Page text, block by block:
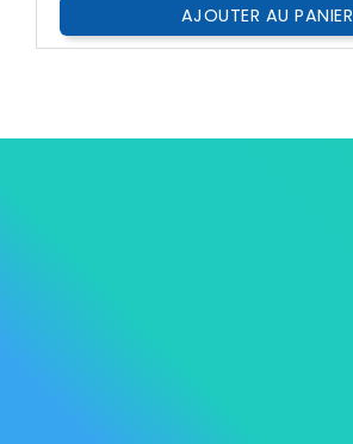
AJOUTER AU PANIER